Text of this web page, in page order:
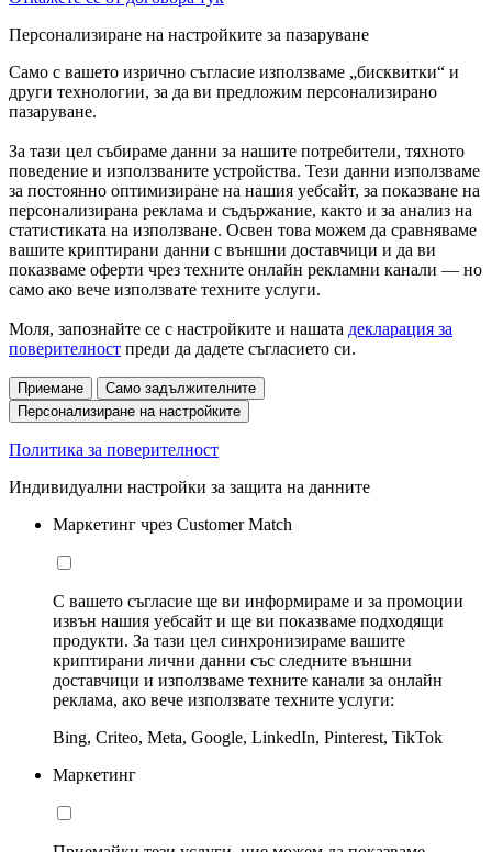
Персонализиране на настройките за пазаруване
Само с вашето изрично съгласие използваме „бисквитки“ и
други технологии, за да ви предложим персонализирано
пазаруване.
За тази цел събираме данни за нашите потребители, тяхното
поведение и използваните устройства. Тези данни използваме
за постоянно оптимизиране на нашия уебсайт, за показване на
персонализирана реклама и съдържание, както и за анализ на
статистиката на използване. Освен това можем да сравняваме
вашите криптирани данни с външни доставчици и да ви
показваме оферти чрез техните онлайн рекламни канали — но
само ако вече използвате техните услуги.
Моля, запознайте се с настройките и нашата декларация за
поверителност преди да дадете съгласието си.
Приемане
Само задължителните
Персонализиране на настройките
Политика за поверителност
Индивидуални настройки за защита на данните
Маркетинг чрез Customer Match
С вашето съгласие ще ви информираме и за промоции
извън нашия уебсайт и ще ви показваме подходящи
продукти. За тази цел синхронизираме вашите
криптирани лични данни със следните външни
доставчици и използваме техните канали за онлайн
реклама, ако вече използвате техните услуги:
Bing, Criteo, Meta, Google, LinkedIn, Pinterest, TikTok
Маркетинг